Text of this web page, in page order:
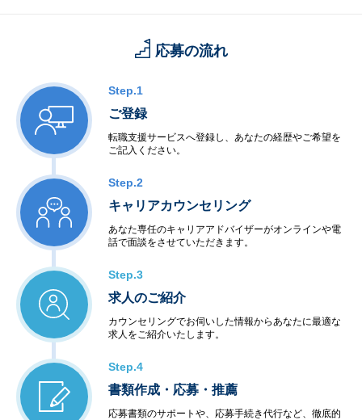
・衛星・航空制御
・交通機関・車輌制御
・ビル・店舗設備制御
・電力・エネルギー制御
・通信インフラ制御
・LSI・FPGA設計
・電子回路設計・生産
◆アウトソーシングサービス
＜システム運用保守サービス＞
・業務運用
・オペレーション
・ネットワーク管理
・ファシリティ管理
・ヘルプデスク
・データセンター
・ハウジング・ホスティング
・セキュリティ
＜教育サービス＞
応募の流れ
Step.1
ご登録
転職支援サービスへ登録し、あなたの経歴やご希望を
ご記入ください。
Step.2
キャリアカウンセリング
あなた専任のキャリアアドバイザーがオンラインや電
話で面談をさせていただきます。
Step.3
求人のご紹介
カウンセリングでお伺いした情報からあなたに最適な
求人をご紹介いたします。
Step.4
書類作成・応募・推薦
応募書類のサポートや、応募手続き代行など、徹底的